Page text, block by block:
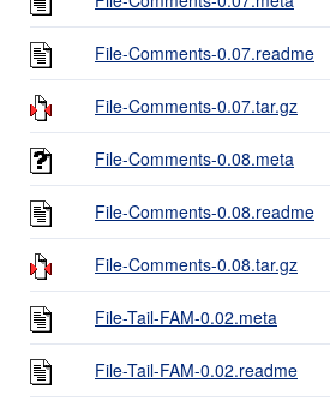
File-Comments-0.07.readme
File-Comments-0.07.tar.gz
File-Comments-0.08.meta
File-Comments-0.08.readme
File-Comments-0.08.tar.gz
File-Tail-FAM-0.02.meta
File-Tail-FAM-0.02.readme